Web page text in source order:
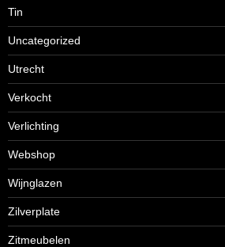
Tin
Uncategorized
Utrecht
Verkocht
Verlichting
Webshop
Wijnglazen
Zilverplate
Zitmeubelen